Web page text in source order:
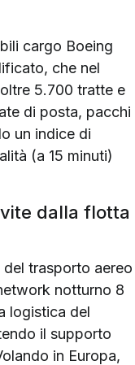
cargo Boeing
che nel
5.700 tratte e
di posta, pacchi
un indice di
(a 15 minuti)
dalla flotta
trasporto aereo
notturno 8
logistica del
il supporto
in Europa,